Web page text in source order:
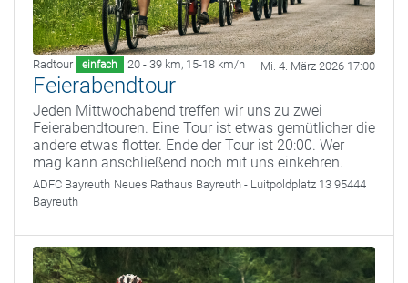
Radtour einfach 20 - 39 km, 15-18 km/h Mi. 4. März 2026 17:00
Feierabendtour
Jeden Mittwochabend treffen wir uns zu zwei
Feierabendtouren. Eine Tour ist etwas gemütlicher die
andere etwas flotter. Ende der Tour ist 20:00. Wer
mag kann anschließend noch mit uns einkehren.
ADFC Bayreuth Neues Rathaus Bayreuth - Luitpoldplatz 13 95444
Bayreuth